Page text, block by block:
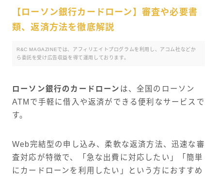
【ローソン銀行カードローン】審査や必要書
類、返済方法を徹底解説
R&C MAGAZINEでは、アフィリエイトプログラムを利用し、アコム社などか
ら委託を受け広告収益を得て運用しております。
ローソン銀行のカードローン は、全国のローソン
ATMで手軽に借入や返済ができる便利なサービスで
す。
Web完結型の申し込み、柔軟な返済方法、迅速な審
査対応が特徴で、「急な出費に対応したい」「簡単
にカードローンを利用したい」という方におすすめ